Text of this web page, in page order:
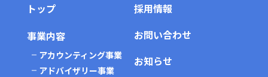
トップ
事業内容
アカウンティング事業
アドバイザリー事業
採用情報
お問い合わせ
お知らせ